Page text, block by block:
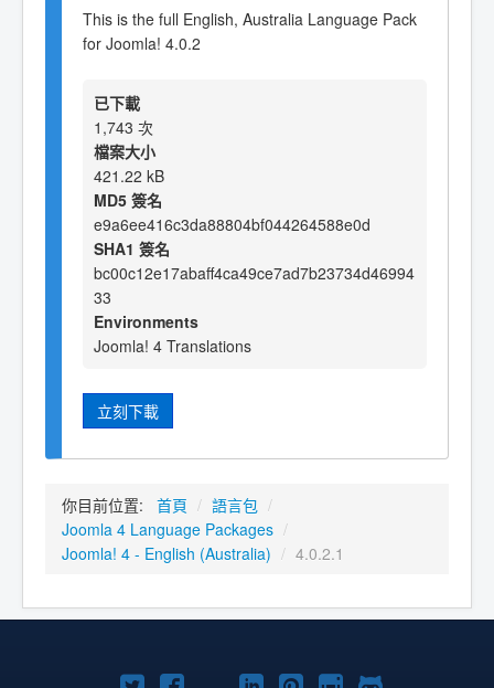
This is the full English, Australia Language Pack
for Joomla! 4.0.2
已下載
1,743 次
檔案大小
421.22 kB
MD5 簽名
e9a6ee416c3da88804bf044264588e0d
SHA1 簽名
bc00c12e17abaff4ca49ce7ad7b23734d46994
33
Environments
Joomla! 4 Translations
立刻下載
你目前位置: 首頁 / 語言包 /
Joomla 4 Language Packages /
Joomla! 4 - English (Australia) / 4.0.2.1